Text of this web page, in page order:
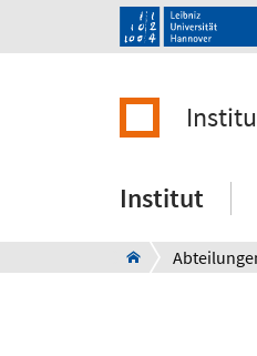
Institut